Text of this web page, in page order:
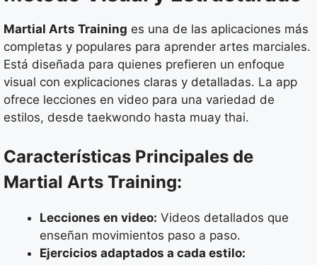
Martial Arts Training es una de las aplicaciones más
completas y populares para aprender artes marciales.
Está diseñada para quienes prefieren un enfoque
visual con explicaciones claras y detalladas. La app
ofrece lecciones en video para una variedad de
estilos, desde taekwondo hasta muay thai.
Características Principales de
Martial Arts Training:
Lecciones en video: Videos detallados que
enseñan movimientos paso a paso.
Ejercicios adaptados a cada estilo: